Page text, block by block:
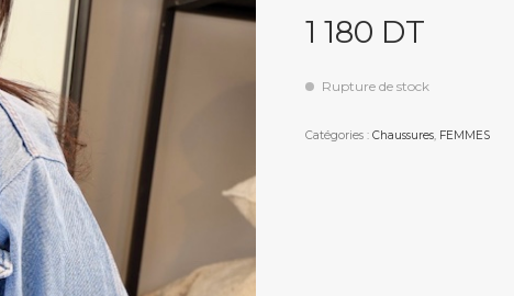
1 180 DT
Rupture de stock
Catégories : Chaussures, FEMMES